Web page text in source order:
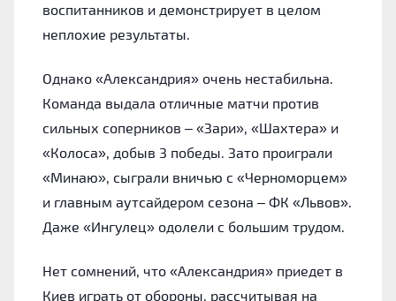
воспитанников и демонстрирует в целом
неплохие результаты.
Однако «Александрия» очень нестабильна.
Команда выдала отличные матчи против
сильных соперников – «Зари», «Шахтера» и
«Колоса», добыв 3 победы. Зато проиграли
«Минаю», сыграли вничью с «Черноморцем»
и главным аутсайдером сезона – ФК «Львов».
Даже «Ингулец» одолели с большим трудом.
Нет сомнений, что «Александрия» приедет в
Киев играть от обороны, рассчитывая на